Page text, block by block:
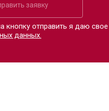
заявку
кнопку отправить я даю
данных.